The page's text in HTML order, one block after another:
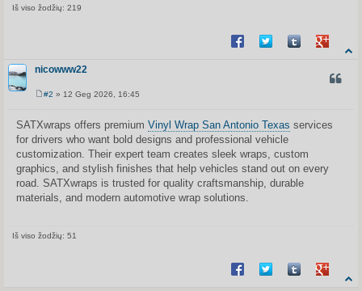
Iš viso žodžių: 219
Share on Facebook
Share on Twitter
Share on
Share
nicowww22
n
d
r
t
i
n
ė
#2 » 12 Geg 2026, 16:45
SATXwraps offers premium Vinyl Wrap San Antonio Texas services
for drivers who want bold designs and professional vehicle
customization. Their expert team creates sleek wraps, custom
graphics, and stylish finishes that help vehicles stand out on every
road. SATXwraps is trusted for quality craftsmanship, durable
materials, and modern automotive wrap solutions.
Iš viso žodžių: 51
Share on Facebook
Share on Twitter
Share on
Share